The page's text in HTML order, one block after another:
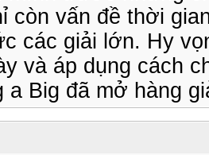
còn vấn đề thời
các giải lớn. Hy
và áp dụng cách
a Big đã mở hàng